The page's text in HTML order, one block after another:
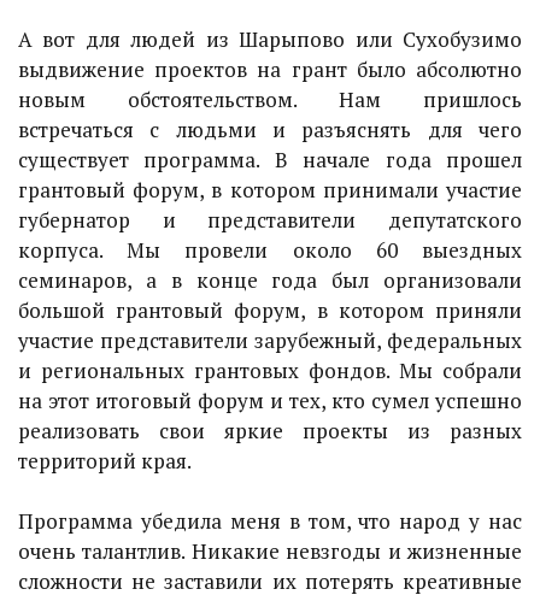
А вот для людей из Шарыпово или Сухобузимо
выдвижение проектов на грант было абсолютно
новым обстоятельством. Нам пришлось
встречаться с людьми и разъяснять для чего
существует программа. В начале года прошел
грантовый форум, в котором принимали участие
губернатор и представители депутатского
корпуса. Мы провели около 60 выездных
семинаров, а в конце года был организовали
большой грантовый форум, в котором приняли
участие представители зарубежный, федеральных
и региональных грантовых фондов. Мы собрали
на этот итоговый форум и тех, кто сумел успешно
реализовать свои яркие проекты из разных
территорий края.
Программа убедила меня в том, что народ у нас
очень талантлив. Никакие невзгоды и жизненные
сложности не заставили их потерять креативные